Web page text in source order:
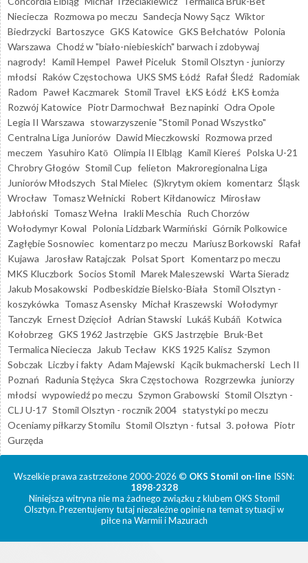
Nieciecza Rozmowa po meczu Sandecja Nowy Sącz Wiktor
Biedrzycki Bartoszyce GKS Katowice GKS Bełchatów Polonia
Warszawa Chodź w "biało-niebieskich" barwach i zdobywaj
nagrody!
Kamil Hempel Paweł Piceluk Stomil Olsztyn - juniorzy
młodsi Raków Częstochowa UKS SMS Łódź Rafał Śledź Radomiak
Radom Paweł Kaczmarek Stomil Travel ŁKS Łódź ŁKS Łomża
Rozwój Katowice Piotr Darmochwał Bez napinki Odra Opole
Legia II Warszawa stowarzyszenie "Stomil Ponad Wszystko"
Centralna Liga Juniorów Dawid Mieczkowski Rozmowa przed
meczem Yasuhiro Katō Olimpia II Elbląg Kamil Kiereś Polska U-21
Chrobry Głogów Stomil Cup felieton Makroregionalna Liga
Juniorów Młodszych Stal Mielec (S)krytym okiem komentarz Śląsk
Wrocław Tomasz Wełnicki Robert Kiłdanowicz Mirosław
Jabłoński Tomasz Wełna Irakli Meschia Ruch Chorzów
Wołodymyr Kowal Polonia Lidzbark Warmiński Górnik Polkowice
Zagłębie Sosnowiec komentarz po meczu Mariusz Borkowski Rafał
Kujawa
Jarosław Ratajczak Polsat Sport Komentarz po meczu
MKS Kluczbork Socios Stomil Marek Maleszewski Warta Sieradz
Jakub Mosakowski Podbeskidzie Bielsko-Biała Stomil Olsztyn -
koszykówka Tomasz Asensky Michał Kraszewski Wołodymyr
Tanczyk Ernest Dzięcioł Adrian Stawski Lukáš Kubáň Kotwica
Kołobrzeg GKS 1962 Jastrzębie GKS Jastrzębie Bruk-Bet
Termalica Nieciecza
Jakub Tecław KKS 1925 Kalisz Szymon
Sobczak Liczby i fakty Adam Majewski Kącik bukmacherski Lech II
Poznań Radunia Stężyca Skra Częstochowa Rozgrzewka juniorzy
młodsi wypowiedź po meczu Szymon Grabowski Stomil Olsztyn -
CLJ U-17 Stomil Olsztyn - rocznik 2004 statystyki po meczu
Oceniamy piłkarzy Stomilu Stomil Olsztyn - futsal 3. połowa Piotr
Gurzęda
Wszelkie prawa zastrzeżone 2000-2026 © OKS Stomil on-line ISSN:
1898-2328
Niniejsza witryna nie ma żadnego związku z klubem OKS Stomil
Olsztyn. Prezentujemy tutaj niezależne opinie na temat sytuacji w
piłce na Warmii i Mazurach